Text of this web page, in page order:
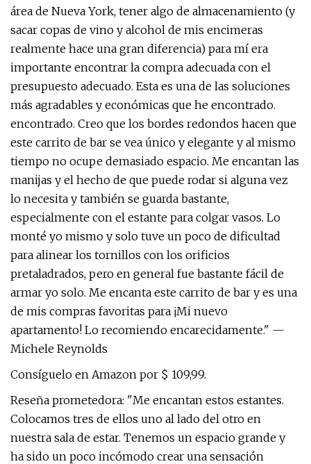
área de Nueva York, tener algo de almacenamiento (y
sacar copas de vino y alcohol de mis encimeras
realmente hace una gran diferencia) para mí era
importante encontrar la compra adecuada con el
presupuesto adecuado. Esta es una de las soluciones
más agradables y económicas que he encontrado.
encontrado. Creo que los bordes redondos hacen que
este carrito de bar se vea único y elegante y al mismo
tiempo no ocupe demasiado espacio. Me encantan las
manijas y el hecho de que puede rodar si alguna vez
lo necesita y también se guarda bastante,
especialmente con el estante para colgar vasos. Lo
monté yo mismo y solo tuve un poco de dificultad
para alinear los tornillos con los orificios
pretaladrados, pero en general fue bastante fácil de
armar yo solo. Me encanta este carrito de bar y es una
de mis compras favoritas para ¡Mi nuevo
apartamento! Lo recomiendo encarecidamente." —
Michele Reynolds
Consíguelo en Amazon por $ 109,99.
Reseña prometedora: "Me encantan estos estantes.
Colocamos tres de ellos uno al lado del otro en
nuestra sala de estar. Tenemos un espacio grande y
ha sido un poco incómodo crear una sensación